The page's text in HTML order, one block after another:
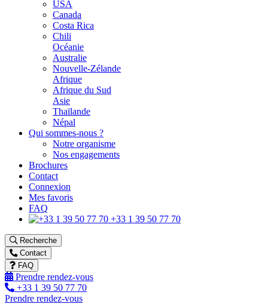
USA
Canada
Costa Rica
Chili
Océanie
Australie
Nouvelle-Zélande
Afrique
Afrique du Sud
Asie
Thaïlande
Népal
Qui sommes-nous ?
Notre organisme
Nos engagements
Brochures
Contact
Connexion
Mes favoris
FAQ
+33 1 39 50 77 70
Recherche
Contact
FAQ
Prendre rendez-vous
+33 1 39 50 77 70
Prendre rendez-vous